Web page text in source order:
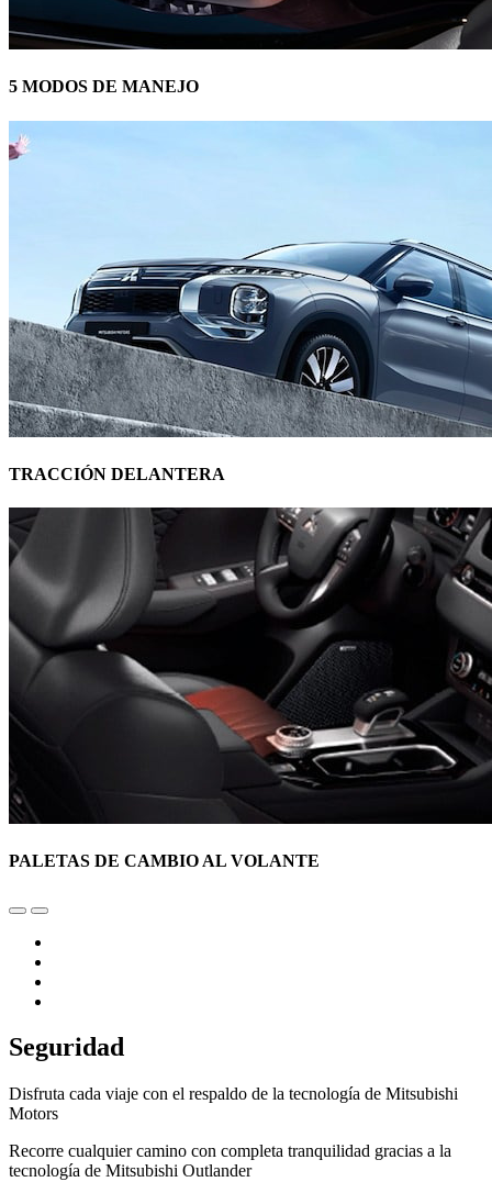
5 MODOS DE MANEJO
TRACCIÓN DELANTERA
PALETAS DE CAMBIO AL VOLANTE
Seguridad
Disfruta cada viaje con el respaldo de la tecnología de Mitsubishi
Motors
Recorre cualquier camino con completa tranquilidad gracias a la
tecnología de Mitsubishi Outlander